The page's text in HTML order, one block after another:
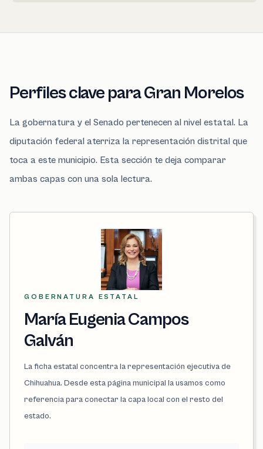
Perfiles clave para Gran Morelos
La gobernatura y el Senado pertenecen al nivel estatal. La
diputación federal aterriza la representación distrital que
toca a este municipio. Esta sección te deja comparar
ambas capas con una sola lectura.
GOBERNATURA ESTATAL
María Eugenia Campos
Galván
La ficha estatal concentra la representación ejecutiva de
Chihuahua. Desde esta página municipal la usamos como
referencia para conectar la capa local con el resto del
estado.